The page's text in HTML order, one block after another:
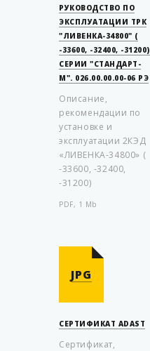
РУКОВОДСТВО ПО
ЭКСПЛУАТАЦИИ ТРК
"ЛИВЕНКА-34800" (
-33600, -32400, -31200)
СЕРИИ "СТАНДАРТ-
М". 026.00.00.00-06 РЭ
Описание,
рекомендации по
установке и
эксплуатации 2КЭД
«ЛИВЕНКА-34800» (
-33600, -32400,
-31200)
PDF, 1 Mb
JPG
СЕРТИФИКАТ ADAST
Сертификат,